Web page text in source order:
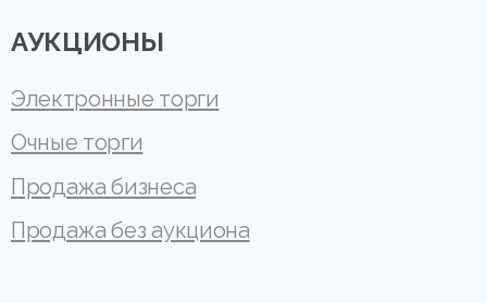
АУКЦИОНЫ
Электронные торги
Очные торги
Продажа бизнеса
Продажа без аукциона